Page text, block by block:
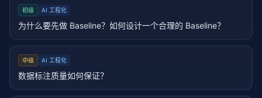
初级 AI 工程化
为什么要先做 Baseline？如何设计一个合理的 Baseline？
中级 AI 工程化
数据标注质量如何保证？